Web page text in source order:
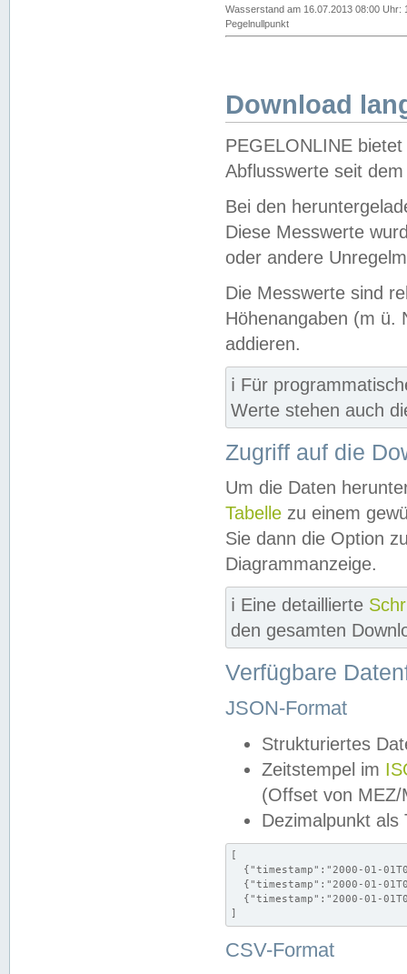
Wasserstand am 16.07.2013 08:00 Uhr:
Pegelnullpunkt
Download
PEGELONLINE
Abflusswerte seit
Bei den
Diese Messwerte
oder andere
Die Messwerte sind
Höhenangaben (m ü.
addieren.
ℹ️ Für
Werte stehen auch
Zugriff auf die
Um die Daten
Tabelle zu einem
Sie dann die Option
Diagrammanzeige.
ℹ️ Eine detaillierte
den gesamten
Verfügbare
JSON-Format
Strukturiertes
Zeitstempel im
(Offset von MEZ/
Dezimalpunkt als
[
{"timestamp":"2000-01-
{"timestamp":"2000-01-
{"timestamp":"2000-01-
]
CSV-Format